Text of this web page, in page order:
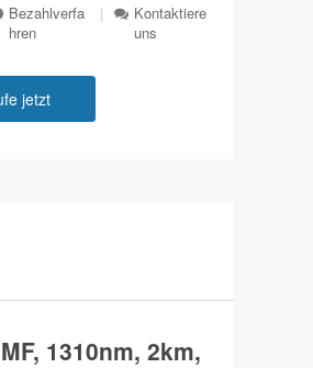
Bezahlverfa
hren
|
Kontaktiere
uns
jetzt
1310nm, 2km,